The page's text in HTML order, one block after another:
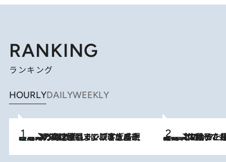
RANKING
ランキング
HOURLYDAILYWEEKLY
2026.8.7
「湘南乃風に憧れて」観客大盛上がりの“タオル回し”に、ラッパー顔負けの高速歌唱まで…さだまさし（74）のアグレッシブすぎる現在地 2026.8.5
【阿川佐和子さんの年とる力】なぜ70代で始めた趣味は“こんなに楽しい”のか？ ピアノ、俳句…スランプに陥っても続けられる“ある秘訣”とは